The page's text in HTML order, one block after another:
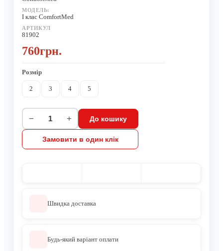
МОДЕЛЬ:
І клас ComfortMed
АРТИКУЛ
81902
760грн.
Розмір
2 3 4 5
− + До кошику
Замовити в один клік
Швидка доставка
Будь-який варіант оплати